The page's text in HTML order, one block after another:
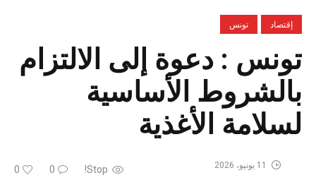
إقتصاد تونس
تونس : دعوة إلى الالتزام
بالشروط الأساسية
لسلامة الأغذية
Stop!
0
0 11 يونيو، 2026